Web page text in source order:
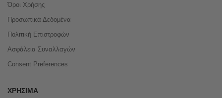
Όροι Χρήσης
Προσωπικά Δεδομένα
Πολιτική Επιστροφών
Ασφάλεια Συναλλαγών
Consent Preferences
ΧΡΉΣΙΜΑ